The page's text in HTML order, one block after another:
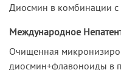
Диосмин в комбинации с
Международное
Очищенная
диосмин+флавоноиды в